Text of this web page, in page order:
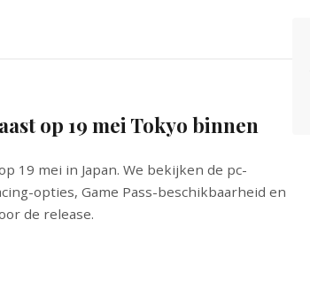
op 19 mei Tokyo binnen
19 mei in Japan. We bekijken de pc-
opties, Game Pass-beschikbaarheid en
de release.